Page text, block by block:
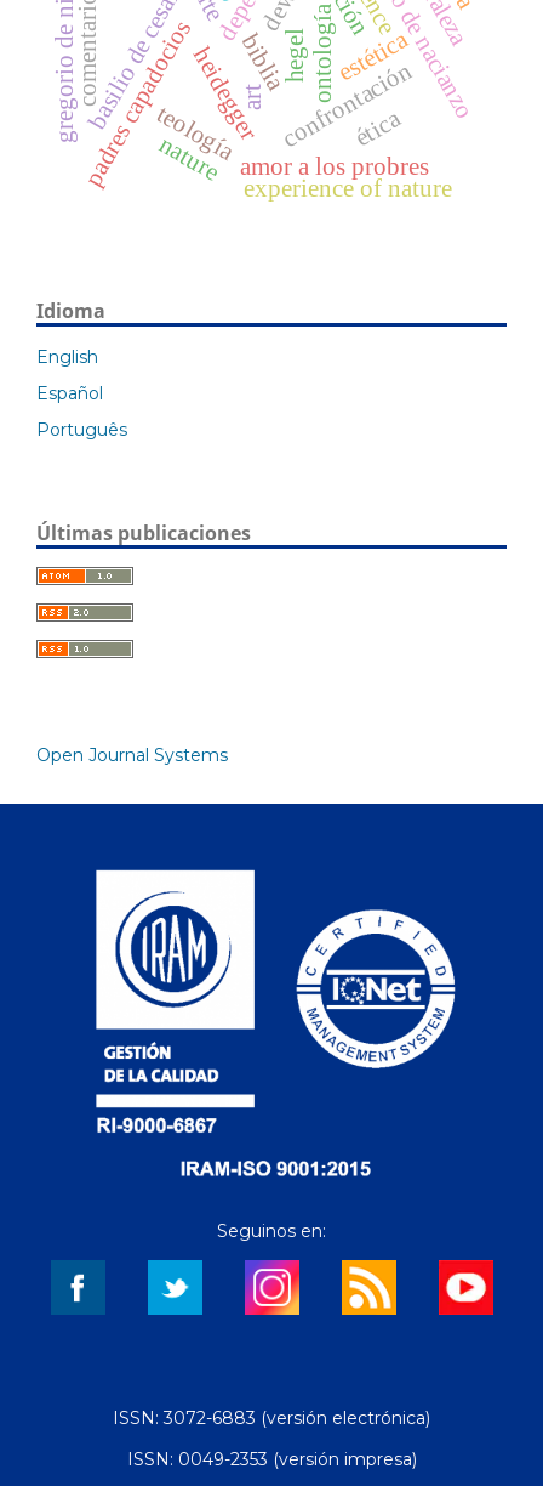
biblia
teología
heidegger hegelontología
confrontación
padres capadocios
basilio de cesarea
gregorio de nisa
amor a los probres
ética
comentario
experience of nature
art
estética
nature
Idioma
English
Español
Português
Últimas publicaciones
Open Journal Systems
Seguinos en:
ISSN: 3072-6883 (versión electrónica)
ISSN: 0049-2353 (versión impresa)